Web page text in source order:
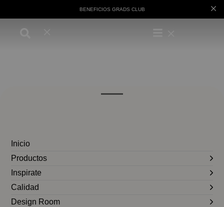
BENEFICIOS GRADS CLUB
Inicio
Productos
Inspirate
Calidad
Design Room